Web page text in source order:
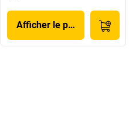
Afficher le produit